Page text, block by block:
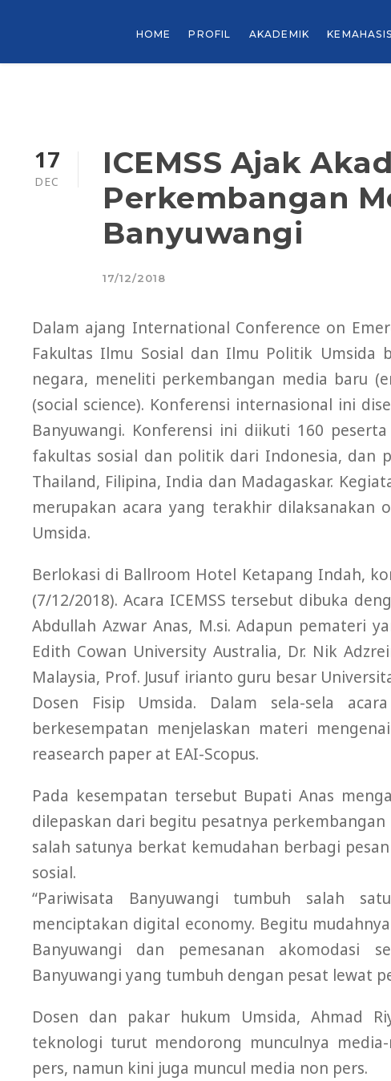
HOME PROFIL AKADEMIK
17
DEC
ICEMSS Ajak
Perkembangan
Banyuwangi
17/12/2018
Dalam ajang International Conference on
Fakultas Ilmu Sosial dan Ilmu Politik Umsida
negara, meneliti perkembangan media baru
(social science). Konferensi internasional ini
Banyuwangi. Konferensi ini diikuti 160
fakultas sosial dan politik dari Indonesia, dan
Thailand, Filipina, India dan Madagaskar.
merupakan acara yang terakhir dilaksanakan
Umsida.
Berlokasi di Ballroom Hotel Ketapang Indah,
(7/12/2018). Acara ICEMSS tersebut dibuka
Abdullah Azwar Anas, M.si. Adapun pemateri
Edith Cowan University Australia, Dr. Nik
Malaysia, Prof. Jusuf irianto guru besar
Dosen Fisip Umsida. Dalam sela-sela
berkesempatan menjelaskan materi
reasearch paper at EAI-Scopus.
Pada kesempatan tersebut Bupati Anas
dilepaskan dari begitu pesatnya
salah satunya berkat kemudahan berbagi
sosial.
“Pariwisata Banyuwangi tumbuh salah
menciptakan digital economy. Begitu
Banyuwangi dan pemesanan akomodasi
Banyuwangi yang tumbuh dengan pesat lewat
Dosen dan pakar hukum Umsida, Ahmad
teknologi turut mendorong munculnya
pers, namun kini juga muncul media non pers.